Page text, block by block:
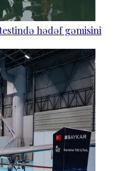
hədəf gəmisini